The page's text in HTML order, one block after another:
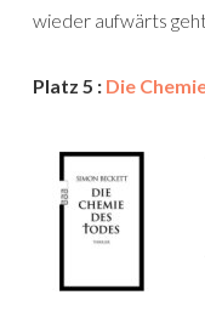
wieder aufwärts
Platz 5 : Die